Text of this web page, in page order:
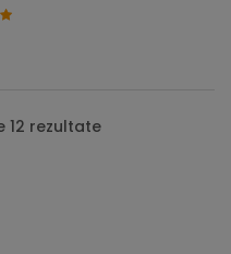
12 rezultate